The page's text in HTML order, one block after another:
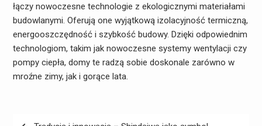
łączy nowoczesne technologie z ekologicznymi materiałami
budowlanymi. Oferują one wyjątkową izolacyjność termiczną,
energooszczędność i szybkość budowy. Dzięki odpowiednim
technologiom, takim jak nowoczesne systemy wentylacji czy
pompy ciepła, domy te radzą sobie doskonale zarówno w
mroźne zimy, jak i gorące lata.
Nawigacja